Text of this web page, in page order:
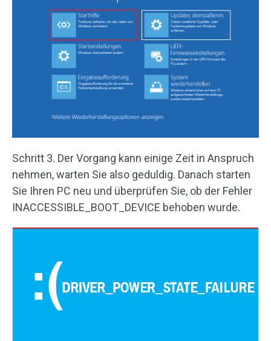
Schritt 3. Der Vorgang kann einige Zeit in Anspruch
nehmen, warten Sie also geduldig. Danach starten
Sie Ihren PC neu und überprüfen Sie, ob der Fehler
INACCESSIBLE_BOOT_DEVICE behoben wurde.